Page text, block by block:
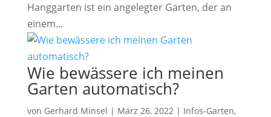
Hanggarten ist ein angelegter Garten, der an
einem...
Wie bewässere ich meinen
Garten automatisch?
von Gerhard Minsel | März 26, 2022| Infos-Garten,